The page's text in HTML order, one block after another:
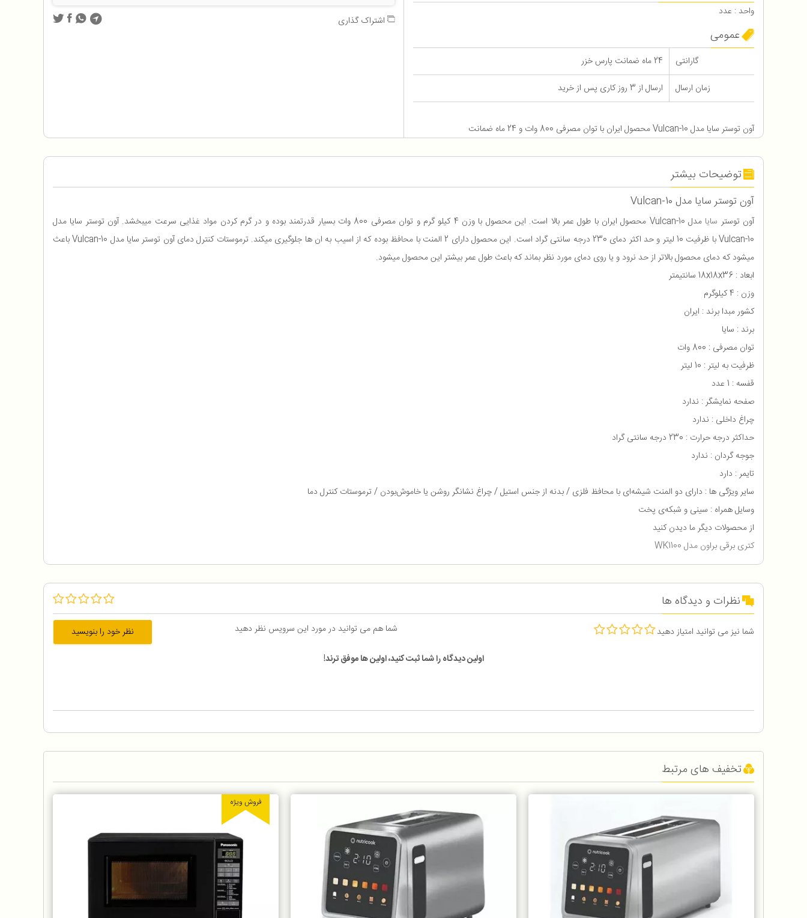
واحد : عدد
عمومی
گارانتی
24 ماه ضمانت پارس خزر
زمان ارسال
ارسال از 3 روز کاری پس از خرید
آون توستر سایا مدل Vulcan-10 محصول ایران با توان مصرفی 800 وات و 24 ماه ضمانت
اشتراک گذاری
توضیحات بیشتر
آون توستر سایا مدل Vulcan-10
آون توستر سایا
مدل Vulcan-10 محصول ایران با طول عمر بالا است. این محصول با وزن 4 کیلو گرم و توان مصرفی 800 وات بسیار قدرتمند بوده و در گرم کردن مواد غذایی سرعت میبخشد. آون توستر سایا مدل
Vulcan-10 با ظرفیت 10 لیتر و حد اکثر دمای 230 درجه سانتی گراد است. این محصول دارای 2 المنت با محافظ بوده که از اسیب به ان ها جلوگیری میکند. ترموستات کنترل دمای آون توستر سایا مدل Vulcan-10 باعث
میشود که دمای محصول بالاتر از حد نرود و یا روی دمای مورد نظر بماند که باعث طول عمر بیشتر این محصول میشود.
ابعاد : 18x18x36 سانتیمتر
وزن : 4 کیلوگرم
کشور مبدا برند : ایران
برند : سایا
توان مصرفی : 800 وات
ظرفیت به لیتر : 10 لیتر
قفسه : 1 عدد
صفحه نمایشگر : ندارد
چراغ داخلی : ندارد
حداکثر درجه حرارت : 230 درجه سانتی گراد
جوجه گردان : ندارد
تایمر : دارد
سایر ویژگی ها : دارای دو المنت شیشه‌ای با محافظ فلزی / بدنه‌ از جنس استیل / چراغ نشانگر روشن یا خاموش‌بودن / ترموستات کنترل دما
وسایل همراه : سینی و شبکه‌ی پخت
از محصولات دیگر ما دیدن کنید
کتری برقی براون مدل WK1100
نظرات و دیدگاه ها
شما نیز می توانید امتیاز دهید شما هم می توانید در مورد این سرویس نظر دهید
نظر خود را بنویسید
اولین دیدگاه را شما ثبت کنید، اولین ها موفق ترند!
تخفیف های مرتبط
فروش ویژه